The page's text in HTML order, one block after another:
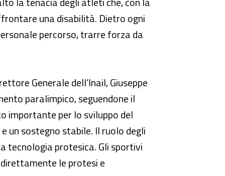
una disabilità. Dietro ogni
percorso, trarre forza da
Generale dell’Inail, Giuseppe
paralimpico, seguendone il
importante per lo sviluppo del
un sostegno stabile. Il ruolo degli
tecnologia protesica. Gli sportivi
le protesi e